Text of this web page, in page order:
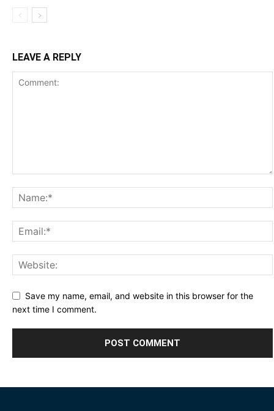
LEAVE A REPLY
Save my name, email, and website in this browser for the
next time I comment.